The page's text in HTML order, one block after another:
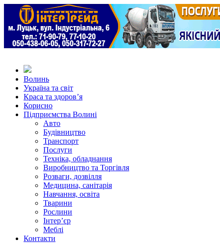
Волинь
Україна та світ
Краса та здоров’я
Корисно
Підприємства Волині
Авто
Будівництво
Транспорт
Послуги
Техніка, обладнання
Виробництво та Торгівля
Розваги, дозвілля
Медицина, санітарія
Навчання, освіта
Тварини
Рослини
Інтер’єр
Меблі
Контакти